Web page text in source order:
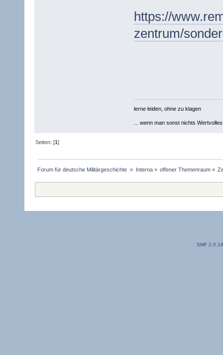
https://
zentrum/
lerne leiden, ohne zu klagen
... wenn man sonst nichts
Seiten: [1]
Forum für deutsche Militärgeschichte » Interna» offener Themenraum»
SMF 2.0.19